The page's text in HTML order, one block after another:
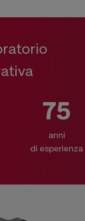
75
anni
di esperienza